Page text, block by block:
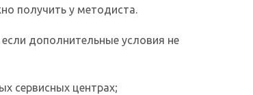
получить у методиста.
дополнительные условия не
сервисных центрах;